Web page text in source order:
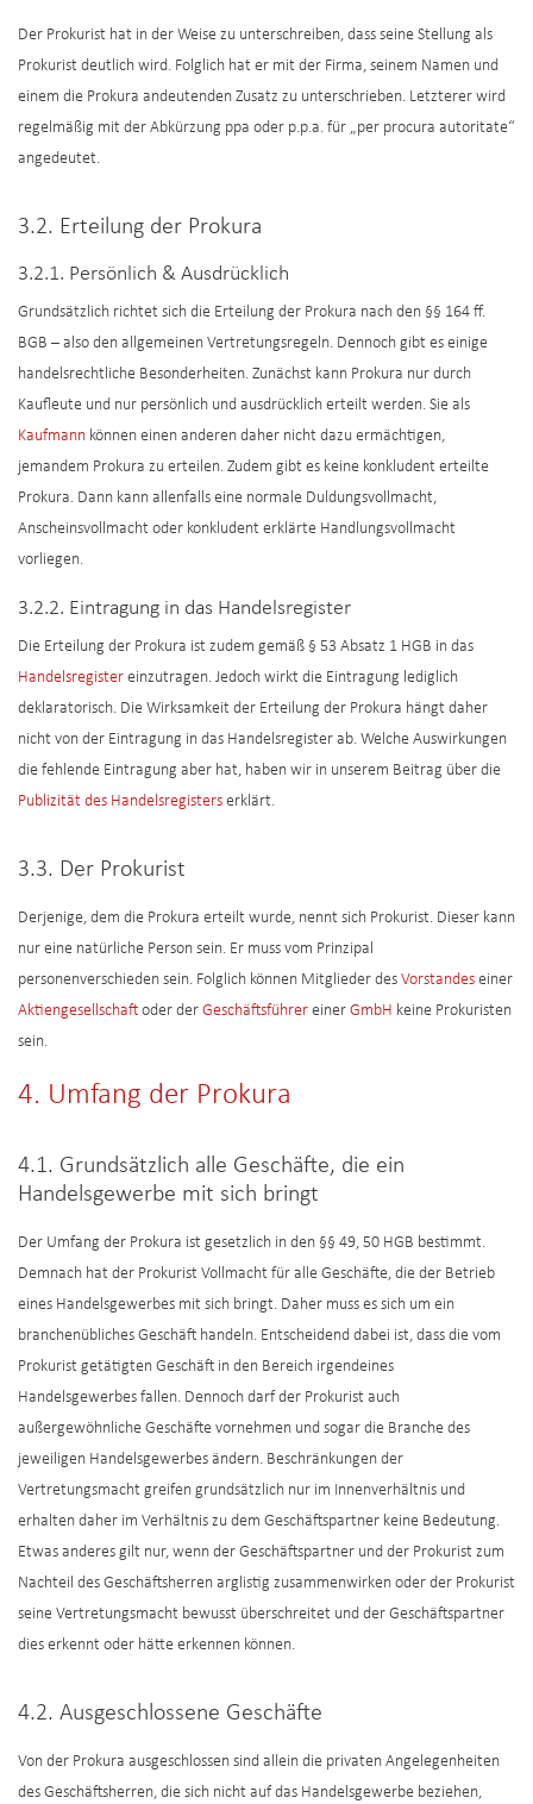
Der Prokurist hat in der Weise zu unterschreiben, dass seine Stellung als
Prokurist deutlich wird. Folglich hat er mit der Firma, seinem Namen und
einem die Prokura andeutenden Zusatz zu unterschrieben. Letzterer wird
regelmäßig mit der Abkürzung ppa oder p.p.a. für „per procura autoritate“
angedeutet.
3.2. Erteilung der Prokura
3.2.1. Persönlich & Ausdrücklich
Grundsätzlich richtet sich die Erteilung der Prokura nach den §§ 164 ff.
BGB – also den allgemeinen Vertretungsregeln. Dennoch gibt es einige
handelsrechtliche Besonderheiten. Zunächst kann Prokura nur durch
Kaufleute und nur persönlich und ausdrücklich erteilt werden. Sie als
Kaufmann können einen anderen daher nicht dazu ermächtigen,
jemandem Prokura zu erteilen. Zudem gibt es keine konkludent erteilte
Prokura. Dann kann allenfalls eine normale Duldungsvollmacht,
Anscheinsvollmacht oder konkludent erklärte Handlungsvollmacht
vorliegen.
3.2.2. Eintragung in das Handelsregister
Die Erteilung der Prokura ist zudem gemäß § 53 Absatz 1 HGB in das
Handelsregister einzutragen. Jedoch wirkt die Eintragung lediglich
deklaratorisch. Die Wirksamkeit der Erteilung der Prokura hängt daher
nicht von der Eintragung in das Handelsregister ab. Welche Auswirkungen
die fehlende Eintragung aber hat, haben wir in unserem Beitrag über die
Publizität des Handelsregisters erklärt.
3.3. Der Prokurist
Derjenige, dem die Prokura erteilt wurde, nennt sich Prokurist. Dieser kann
nur eine natürliche Person sein. Er muss vom Prinzipal
personenverschieden sein. Folglich können Mitglieder des Vorstandes einer
Aktiengesellschaft oder der Geschäftsführer einer GmbH keine Prokuristen
sein.
4. Umfang der Prokura
4.1. Grundsätzlich alle Geschäfte, die ein
Handelsgewerbe mit sich bringt
Der Umfang der Prokura ist gesetzlich in den §§ 49, 50 HGB bestimmt.
Demnach hat der Prokurist Vollmacht für alle Geschäfte, die der Betrieb
eines Handelsgewerbes mit sich bringt. Daher muss es sich um ein
branchenübliches Geschäft handeln. Entscheidend dabei ist, dass die vom
Prokurist getätigten Geschäft in den Bereich irgendeines
Handelsgewerbes fallen. Dennoch darf der Prokurist auch
außergewöhnliche Geschäfte vornehmen und sogar die Branche des
jeweiligen Handelsgewerbes ändern. Beschränkungen der
Vertretungsmacht greifen grundsätzlich nur im Innenverhältnis und
erhalten daher im Verhältnis zu dem Geschäftspartner keine Bedeutung.
Etwas anderes gilt nur, wenn der Geschäftspartner und der Prokurist zum
Nachteil des Geschäftsherren arglistig zusammenwirken oder der Prokurist
seine Vertretungsmacht bewusst überschreitet und der Geschäftspartner
dies erkennt oder hätte erkennen können.
4.2. Ausgeschlossene Geschäfte
Von der Prokura ausgeschlossen sind allein die privaten Angelegenheiten
des Geschäftsherren, die sich nicht auf das Handelsgewerbe beziehen,